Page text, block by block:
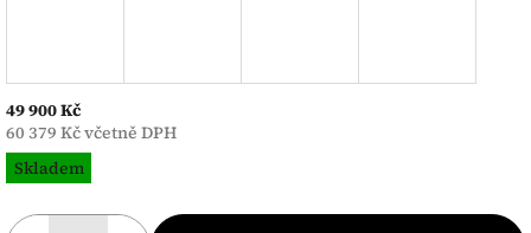
49 900 Kč
60 379 Kč včetně DPH
Měrná
cena:
Skladem